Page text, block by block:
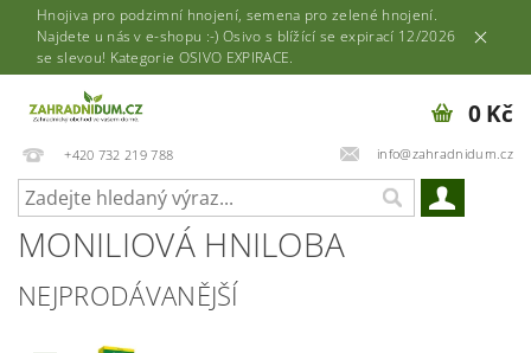
Hnojiva pro podzimní hnojení, semena pro zelené hnojení.
Najdete u nás v e-shopu :-) Osivo s blížící se expirací 12/2026
se slevou! Kategorie OSIVO EXPIRACE.
+420 732 219 788 info@zahradnidum.cz
0 Kč
MONILIOVÁ HNILOBA
NEJPRODÁVANĚJŠÍ